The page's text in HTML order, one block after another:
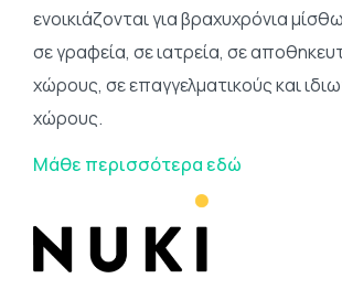
ενοικιάζονται για βραχυχρόνια
σε γραφεία, σε ιατρεία, σε
χώρους, σε επαγγελματικούς και
χώρους.
Μάθε περισσότερα εδώ